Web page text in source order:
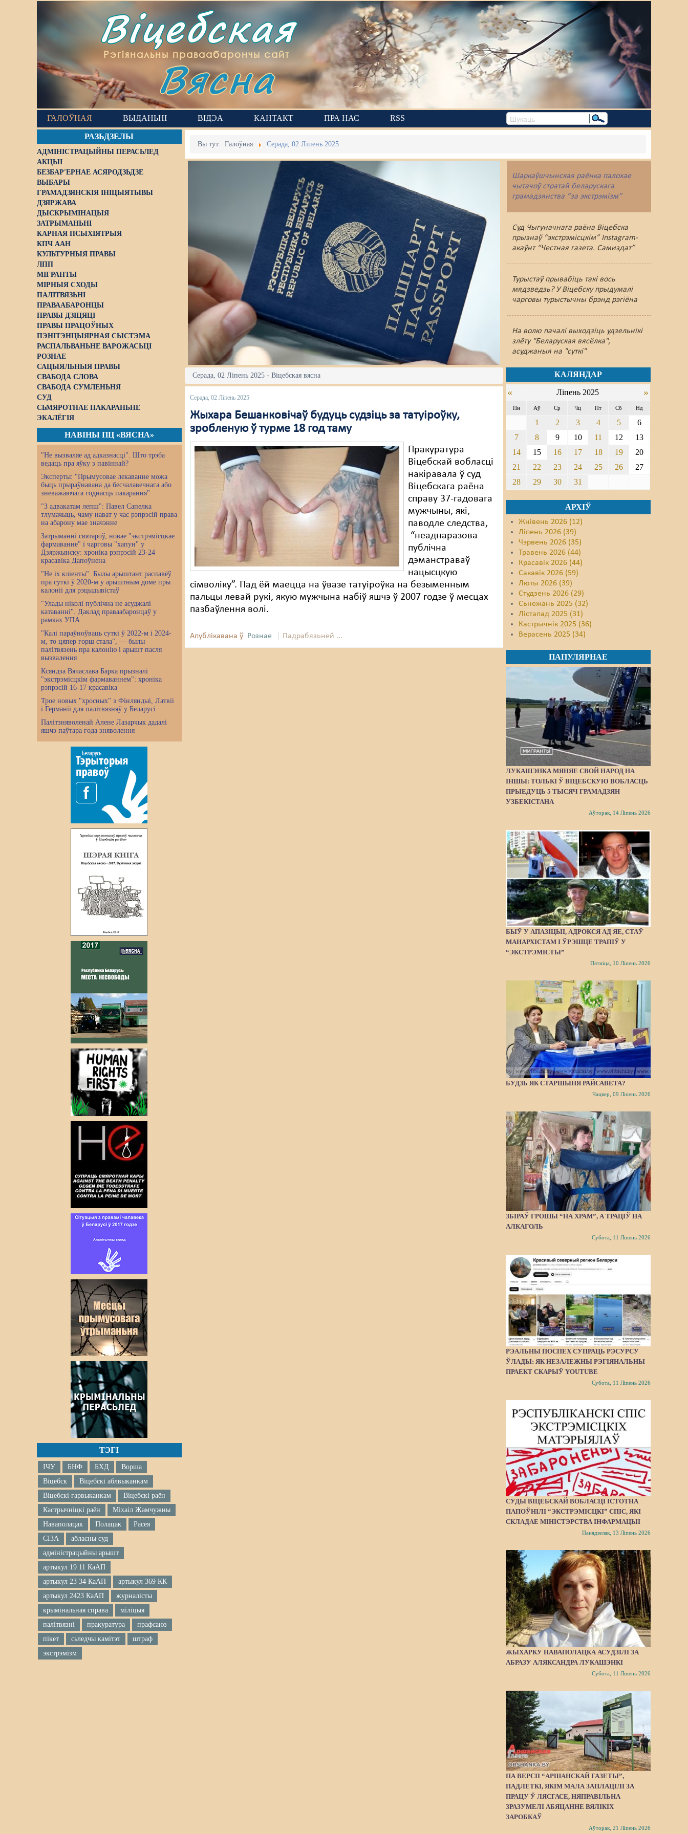
Віцебская
Рэгіянальны праваабарончы сайт
Вясна
ГАЛОЎНАЯ ВЫДАНЬНІ ВІДЭА КАНТАКТ ПРА НАС RSS
РАЗЬДЗЕЛЫ
АДМІНІСТРАЦЫЙНЫ ПЕРАСЬЛЕД
АКЦЫІ
БЕЗБАР'ЕРНАЕ АСЯРОДЗЬДЗЕ
ВЫБАРЫ
ГРАМАДЗЯНСКІЯ ІНІЦЫЯТЫВЫ
ДЗЯРЖАВА
ДЫСКРЫМІНАЦЫЯ
ЗАТРЫМАНЬНІ
КАРНАЯ ПСЫХІЯТРЫЯ
КПЧ ААН
КУЛЬТУРНЫЯ ПРАВЫ
ЛПП
МІГРАНТЫ
МІРНЫЯ СХОДЫ
ПАЛІТВЯЗЬНІ
ПРАВААБАРОНЦЫ
ПРАВЫ ДЗІЦЯЦІ
ПРАВЫ ПРАЦОЎНЫХ
ПЭНІТЭНЦЫЯРНАЯ СЫСТЭМА
РАСПАЛЬВАНЬНЕ ВАРОЖАСЬЦІ
РОЗНАЕ
САЦЫЯЛЬНЫЯ ПРАВЫ
СВАБОДА СЛОВА
СВАБОДА СУМЛЕНЬНЯ
СУД
СЬМЯРОТНАЕ ПАКАРАНЬНЕ
ЭКАЛЁГІЯ
НАВІНЫ ПЦ «ВЯСНА»
"Не вызваляе ад адказнасці". Што трэба
ведаць пра яўку з павіннай?
Эксперты: "Прымусовае лекаванне можа
быць прыраўнавана да бесчалавечнага або
зневажаючага годнасць пакарання"
"З адвакатам лепш": Павел Сапелка
тлумачыць, чаму нават у час рэпрэсій права
на абарону мае значэнне
Затрыманні святароў, новае "экстрэмісцкае
фармаванне" і чарговы "хапун" у
Дзяржынску: хроніка рэпрэсій 23-24
красавіка Дапоўнена
"Не іх кліенты". Былы арыштант распавёў
пра суткі ў 2020-м у арыштным доме пры
калоніі для рэцыдывістаў
"Улады ніколі публічна не асуджалі
катаванні". Даклад праваабаронцаў у
рамках УПА
"Калі параўноўваць суткі ў 2022-м і 2024-
м, то цяпер горш стала", — былы
палітвязень пра калонію і арышт пасля
вызвалення
Ксяндза Вячаслава Барка прызналі
"экстрэмісцкім фармаваннем": хроніка
рэпрэсій 16-17 красавіка
Трое новых "хросных" з Фінляндыі, Латвіі
і Германіі для палітвязняў у Беларусі
Палітзняволенай Алене Лазарчык дадалі
яшчэ паўтара года зняволення
ТЭГІ
ІЧУ БНФ БХД
Ворша
Віцебск
Віцебскі аблвыканкам
Віцебскі гарвыканкам
Віцебскі раён
Кастрычніцкі раён
Міхаіл Жамчужны
Наваполацак
Полацак
Расея
СІЗА
абласны суд
адміністрацыйны арышт
артыкул 19 11 КаАП
артыкул 23 34 КаАП
артыкул 369 КК
артыкул 2423 КаАП
журналісты
крымінальная справа
міліцыя
палітвязні
пракуратура
прафсаюз
пікет
сьледчы камітэт
штраф
экстрэмізм
Вы тут:Галоўная Серада, 02 Ліпень 2025
Шаркаўшчынская раёнка палохае
чытачоў стратай беларускага
грамадзянства “за экстрэмізм”
Суд Чыгуначнага раёна Віцебска
прызнаў “экстрэмісцкім” Instagram-
акаўнт “Честная газета. Самиздат”
Турыстаў прывабіць такі вось
мядзведзь? У Віцебску прыдумалі
чарговы турыстычны брэнд рэгіёна
На волю пачалі выходзіць удзельнікі
злёту "Беларуская вясёлка",
асуджаныя на "суткі"
Серада, 02 Ліпень 2025 - Віцебская вясна
Серада, 02 Ліпень 2025
Жыхара Бешанковічаў будуць судзіць за татуіроўку,
зробленую ў турме 18 год таму
Пракуратура
Віцебскай вобласці
накіравала ў суд
Віцебскага раёна
справу 37-гадовага
мужчыны, які,
паводле следства,
“неаднаразова
публічна
дэманстраваў
нацысцкую
сімволіку”. Пад ёй маецца на ўвазе татуіроўка на безыменным
пальцы левай рукі, якую мужчына набіў яшчэ ў 2007 годзе ў месцах
пазбаўлення волі.
Апублікавана ў Рознае Падрабязьней ...
КАЛЯНДАР
« Ліпень 2025 »
Пн Аў Ср Чц Пт Сб Нд
1 2 3 4 5
6
7
8 9 10 11 12
13
14
15 16 17 18 19
20
21
22 23 24 25 26
27
28
29 30 31
АРХІЎ
Жнівень 2026 (12)
Ліпень 2026 (39)
Чэрвень 2026 (35)
Травень 2026 (44)
Красавік 2026 (44)
Сакавік 2026 (59)
Люты 2026 (39)
Студзень 2026 (29)
Сьнежань 2025 (32)
Лістапад 2025 (31)
Кастрычнік 2025 (36)
Верасень 2025 (34)
ПАПУЛЯРНАЕ
ЛУКАШЭНКА МЯНЯЕ СВОЙ НАРОД НА
ІНШЫ: ТОЛЬКІ Ў ВІЦЕБСКУЮ ВОБЛАСЦЬ
ПРЫЕДУЦЬ 5 ТЫСЯЧ ГРАМАДЗЯН
УЗБЕКІСТАНА
Аўторак, 14 Ліпень 2026
БЫЎ У АПАЗІЦЫІ, АДРОКСЯ АД ЯЕ, СТАЎ
МАНАРХІСТАМ І ЎРЭШЦЕ ТРАПІЎ У
“ЭКСТРЭМІСТЫ”
Пятніца, 10 Ліпень 2026
БУДЗЬ ЯК СТАРШЫНЯ РАЙСАВЕТА?
Чацвер, 09 Ліпень 2026
ЗБІРАЎ ГРОШЫ “НА ХРАМ”, А ТРАЦІЎ НА
АЛКАГОЛЬ
Субота, 11 Ліпень 2026
РЭАЛЬНЫ ПОСПЕХ СУПРАЦЬ РЭСУРСУ
ЎЛАДЫ: ЯК НЕЗАЛЕЖНЫ РЭГІЯНАЛЬНЫ
ПРАЕКТ СКАРЫЎ YOUTUBE
Субота, 11 Ліпень 2026
СУДЫ ВІЦЕБСКАЙ ВОБЛАСЦІ ІСТОТНА
ПАПОЎНІЛІ “ЭКСТРЭМІСЦКІ” СПІС, ЯКІ
СКЛАДАЕ МІНІСТЭРСТВА ІНФАРМАЦЫІ
Панядзелак, 13 Ліпень 2026
ЖЫХАРКУ НАВАПОЛАЦКА АСУДЗІЛІ ЗА
АБРАЗУ АЛЯКСАНДРА ЛУКАШЭНКІ
Субота, 11 Ліпень 2026
ПА ВЕРСІІ “АРШАНСКАЙ ГАЗЕТЫ”,
ПАДЛЕТКІ, ЯКІМ МАЛА ЗАПЛАЦІЛІ ЗА
ПРАЦУ Ў ЛЯСГАСЕ, НЯПРАВІЛЬНА
ЗРАЗУМЕЛІ АБЯЦАННЕ ВЯЛІКІХ
ЗАРОБКАЎ
Аўторак, 21 Ліпень 2026